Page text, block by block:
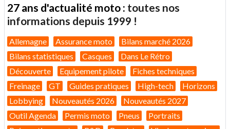
27 ans d'actualité moto : toutes nos
informations depuis 1999 !
Allemagne Assurance moto
Bilans marché 2026
Bilans statistiques
Casques
Dans Le Rétro
Découverte
Equipement pilote
Fiches techniques
Freinage
GT Guides pratiques High-tech
Horizons
Lobbying
Nouveautés 2026
Nouveautés 2027
Outil Agenda
Permis moto Pneus
Portraits